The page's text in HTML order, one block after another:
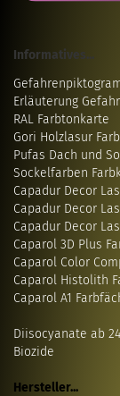
Informatives...
Erläuterung
RAL Farbtonkarte
Gori Holzlasur
Pufas Dach und
Sockelfarben
Capadur Decor
Capadur Decor
Capadur Decor
Caparol 3D Plus
Caparol Color
Caparol Histolith
Caparol A1
Diisocyanate ab
Biozide
Hersteller...